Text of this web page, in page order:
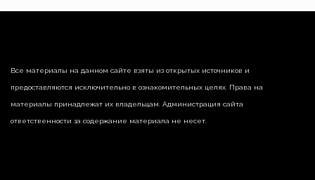
Все материалы на данном сайте взяты из открытых источников и
предоставляются исключительно в ознакомительных целях. Права на
материалы принадлежат их владельцам. Администрация сайта
ответственности за содержание материала не несет.